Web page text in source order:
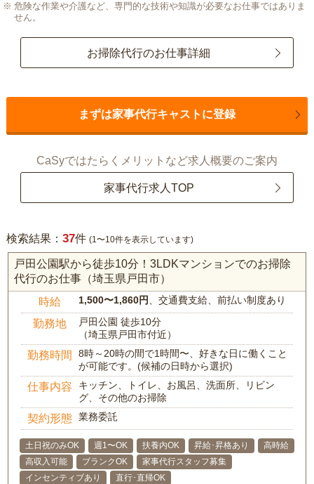
危険な作業や介護など、専門的な技術や知識が必要なお仕事ではありま
せん。
お掃除代行のお仕事詳細
まずは家事代行キャストに登録
CaSyではたらくメリットなど求人概要のご案内
家事代行求人TOP
検索結果： 37件 (1〜10件を表示しています)
戸田公園駅から徒歩10分！3LDKマンションでのお掃除
代行のお仕事（埼玉県戸田市）
時給 1,500〜1,860円、交通費支給、前払い制度あり
勤務地
戸田公園 徒歩10分
（埼玉県戸田市付近）
勤務時間
8時～20時の間で1時間〜、好きな日に働くこと
が可能です。(候補の日時から選択)
仕事内容
キッチン、トイレ、お風呂、洗面所、リビン
グ、その他のお掃除
契約形態 業務委託
土日祝のみOK 週1〜OK 扶養内OK 昇給･昇格あり
高時給
高収入可能
ブランクOK
家事代行スタッフ募集
インセンティブあり
直行･直帰OK